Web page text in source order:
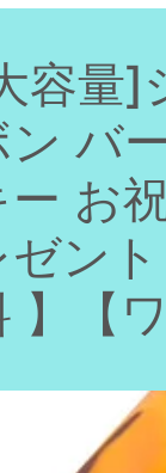
容量]
ン バ
ー お
ゼン
】【